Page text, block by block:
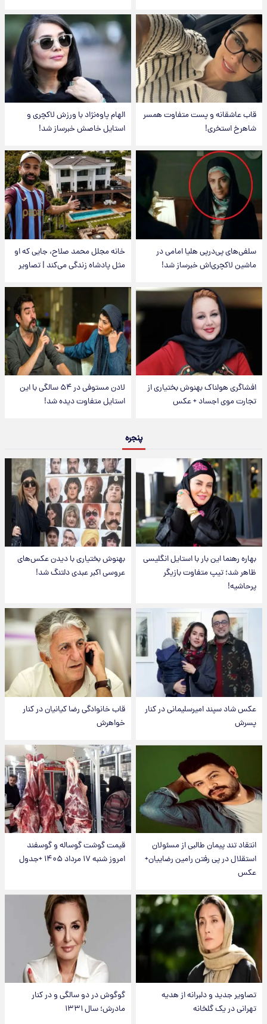
قاب عاشقانه و پست متفاوت همسر
شاهرخ استخری!
الهام پاوه‌نژاد با ورزش لاکچری و
استایل خاصش خبرساز شد!
سلفی‌های پی‌درپی هلیا امامی در
ماشین لاکچری‌اش خبرساز شد!
خانه مجلل محمد صلاح، جایی که او
مثل پادشاه زندگی می‌کند | تصاویر
افشاگری هولناک بهنوش بختیاری از
تجارت موی اجساد + عکس
لادن مستوفی در ۵۴ سالگی با این
استایل متفاوت دیده شد!
پنجره
بهاره رهنما این بار با استایل انگلیسی
ظاهر شد؛ تیپ متفاوت بازیگر
پرحاشیه!
بهنوش بختیاری با دیدن عکس‌های
عروسی اکبر عبدی دلتنگ شد!
عکس شاد سپند امیرسلیمانی در کنار
پسرش
قاب خانوادگی رضا کیانیان در کنار
خواهرش
انتقاد تند پیمان طالبی از مسئولان
استقلال در پی رفتن رامین رضاییان+
عکس
قیمت گوشت گوساله و گوسفند
امروز شنبه ۱۷ مرداد ۱۴۰۵ +جدول
تصاویر جدید و دلبرانه از هدیه
تهرانی در یک گلخانه
گوگوش در دو سالگی و در کنار
مادرش؛ سال ۱۳۳۱